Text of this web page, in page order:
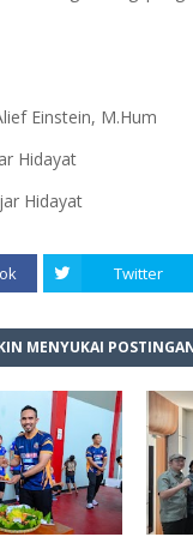
Einstein, M.Hum
Hidayat
Hidayat
Twitter
MENYUKAI